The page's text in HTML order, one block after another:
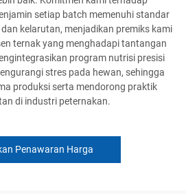
setiap batch memenuhi standar
kelarutan, menjadikan premiks kami
ternak yang menghadapi tantangan
program nutrisi presisi
stres pada hewan, sehingga
produksi serta mendorong praktik
di industri peternakan.
Penawaran Harga